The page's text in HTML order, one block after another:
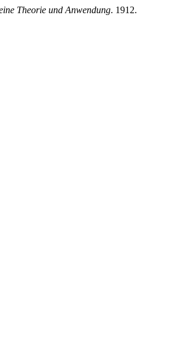
Theorie und Anwendung. 1912.